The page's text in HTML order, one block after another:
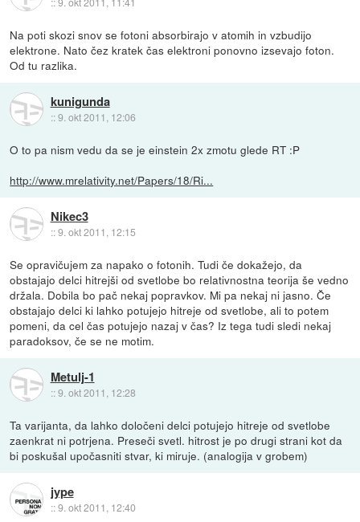
Na poti skozi snov se fotoni absorbirajo v atomih in vzbudijo
elektrone. Nato čez kratek čas elektroni ponovno izsevajo foton.
Od tu razlika.
kunigunda
::9. okt 2011, 12:06
O to pa nism vedu da se je einstein 2x zmotu glede RT :P
http://www.mrelativity.net/Papers/18/Ri...
Nikec3
::9. okt 2011, 12:15
Se opravičujem za napako o fotonih. Tudi če dokažejo, da
obstajajo delci hitrejši od svetlobe bo relativnostna teorija še vedno
držala. Dobila bo pač nekaj popravkov. Mi pa nekaj ni jasno. Če
obstajajo delci ki lahko potujejo hitreje od svetlobe, ali to potem
pomeni, da cel čas potujejo nazaj v čas? Iz tega tudi sledi nekaj
paradoksov, če se ne motim.
Metulj-1
::9. okt 2011, 12:28
Ta varijanta, da lahko določeni delci potujejo hitreje od svetlobe
zaenkrat ni potrjena. Preseči svetl. hitrost je po drugi strani kot da
bi poskušal upočasniti stvar, ki miruje. (analogija v grobem)
jype
::9. okt 2011, 12:40